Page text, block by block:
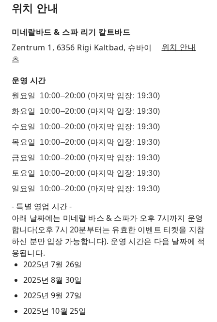
위치 안내
미네랄바드 & 스파 리기 칼트바드
Zentrum 1, 6356 Rigi Kaltbad, 슈바이
츠
위치 안내
운영 시간
월요일 10:00–20:00 (마지막 입장: 19:30)
화요일
10:00–20:00 (마지막 입장: 19:30)
수요일
10:00–20:00 (마지막 입장: 19:30)
목요일
10:00–20:00 (마지막 입장: 19:30)
금요일
10:00–20:00 (마지막 입장: 19:30)
토요일
10:00–20:00 (마지막 입장: 19:30)
일요일
10:00–20:00 (마지막 입장: 19:30)
- 특별 영업 시간 -
아래 날짜에는 미네랄 바스 & 스파가 오후 7시까지 운영
합니다(오후 7시 20분부터는 유효한 이벤트 티켓을 지참
하신 분만 입장 가능합니다). 운영 시간은 다음 날짜에 적
용됩니다.
2025년 7월 26일
2025년 8월 30일
2025년 9월 27일
2025년 10월 25일